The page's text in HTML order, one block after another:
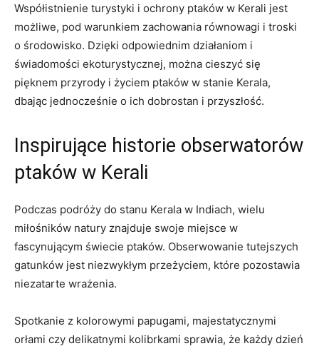
Współistnienie turystyki i ochrony ptaków w Kerali jest
możliwe, pod warunkiem zachowania równowagi i troski
o środowisko. Dzięki odpowiednim działaniom i
świadomości ekoturystycznej, można cieszyć się
pięknem przyrody i życiem ptaków w stanie Kerala,
dbając jednocześnie o ich dobrostan i przyszłość.
Inspirujące historie obserwatorów
ptaków w Kerali
Podczas podróży do stanu Kerala w Indiach, wielu
miłośników natury znajduje swoje miejsce w
fascynującym świecie ptaków. Obserwowanie tutejszych
gatunków jest niezwykłym przeżyciem, które pozostawia
niezatarte wrażenia.
Spotkanie z kolorowymi papugami, majestatycznymi
orłami czy delikatnymi kolibrkami sprawia, że każdy dzień